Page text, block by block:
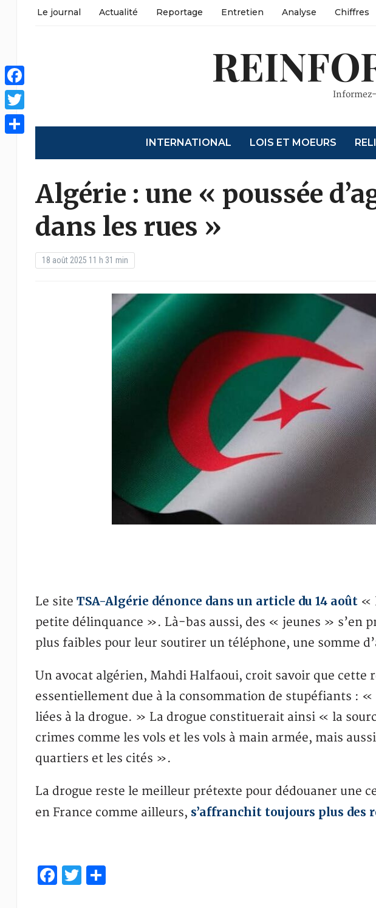
Le journal Actualité Reportage Entretien Analyse Chiffres
INTERNATIONAL LOIS ET MOEURS
Algérie : une « poussée
dans les rues »
18 août 2025 11 h 31 min
Le site TSA-Algérie dénonce dans un article du 14 août«
petite délinquance ». Là-bas aussi, des « jeunes » s’en
plus faibles pour leur soutirer un téléphone, une somme
Un avocat algérien, Mahdi Halfaoui, croit savoir que cette
essentiellement due à la consommation de stupéfiants : «
liées à la drogue. » La drogue constituerait ainsi « la
crimes comme les vols et les vols à main armée, mais
quartiers et les cités ».
La drogue reste le meilleur prétexte pour dédouaner une
en France comme ailleurs, s’affranchit toujours plus des
Facebook
Twitter
Partager
Facebook
Twitter